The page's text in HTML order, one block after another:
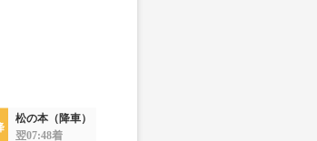
松の本（降車）
翌07:48着